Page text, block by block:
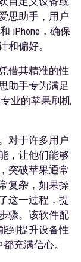
思助手，用户
iPhone，确保
和偏好。
借其精准的性
助手专为满足
业的苹果刷机
对于许多用户
，让他们能够
突破苹果通常
复杂，如果操
这一过程，提
骤。该软件配
到提升设备性
充满信心。